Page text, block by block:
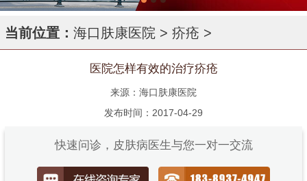
当前位置： 海口肤康医院 > 疥疮 >
医院怎样有效的治疗疥疮
来源：海口肤康医院
发布时间：2017-04-29
快速问诊，皮肤病医生与您一对一交流